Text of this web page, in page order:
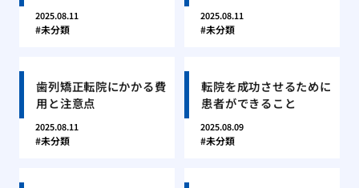
2025.08.11
未分類
2025.08.11
未分類
歯列矯正転院にかかる費
用と注意点
2025.08.11
未分類
転院を成功させるために
患者ができること
2025.08.09
未分類